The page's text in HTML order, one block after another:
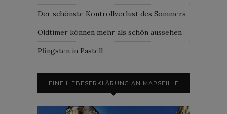
Der schönste Kontrollverlust des Sommers
Oldtimer können mehr als schön aussehen
Pfingsten in Pastell
EINE LIEBESERKLÄRUNG AN MARSEILLE